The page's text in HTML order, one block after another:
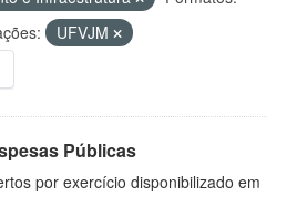
UFVJM
Públicas
por exercício disponibilizado em